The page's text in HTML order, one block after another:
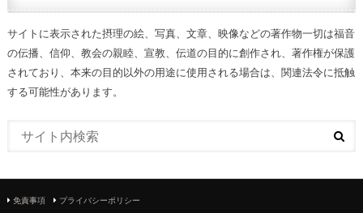
サイトに表示された摂理の絵、写真、文章、映像などの著作物一切は福音
の伝播、信仰、教会の親睦、宣教、伝道の目的に創作され、著作権が保護
されており、本来の目的以外の用途に使用される場合は、関連法令に抵触
する可能性があります。
免責事項 プライバシーポリシー